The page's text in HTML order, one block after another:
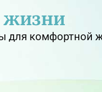
для комфортной